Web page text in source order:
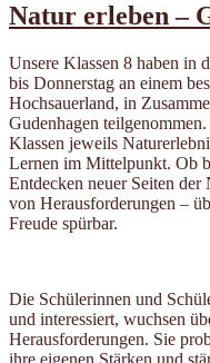
Natur erleben –
Unsere Klassen 8 haben in
bis Donnerstag an einem
Hochsauerland, in
Gudenhagen
Klassen jeweils
Lernen im Mittelpunkt. Ob
Entdecken neuer Seiten der
von Herausforderungen –
Freude spürbar.
Die Schülerinnen und
und interessiert, wuchsen
Herausforderungen. Sie